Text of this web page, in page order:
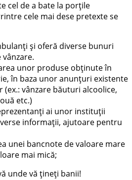
cel de a bate la porţile
cele mai dese pretexte se
şi oferă diverse bunuri
unor produse obţinute în
în baza unor anunţuri existente
(ex.: vânzare băuturi alcoolice,
etc.)
ai unor instituţii
informaţii, ajutoare pentru
unei bancnote de valoare mare
mai mică;
unde vă ţineţi banii!